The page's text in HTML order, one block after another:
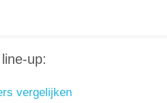
up:
vergelijken